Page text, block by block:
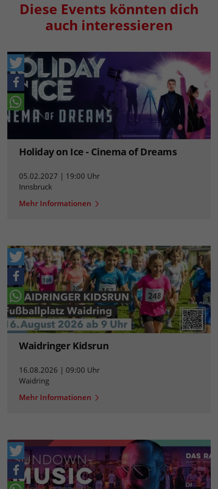
Diese Events könnten dich
auch interessieren
Holiday on Ice - Cinema of Dreams
05.02.2027 | 19:00 Uhr
Innsbruck
Mehr Informationen
Waidringer Kidsrun
16.08.2026 | 09:00 Uhr
Waidring
Mehr Informationen